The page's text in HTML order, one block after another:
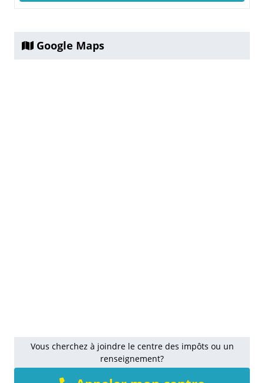
Google Maps
Vous cherchez à joindre le centre des impôts ou un
renseignement?